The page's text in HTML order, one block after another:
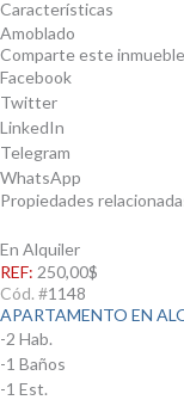
Características
Amoblado
Comparte este
Facebook
Twitter
LinkedIn
Telegram
WhatsApp
Propiedades
En Alquiler
REF: 250,00$
Cód. #1148
APARTAMENTO EN
-2 Hab.
-1 Baños
-1 Est.